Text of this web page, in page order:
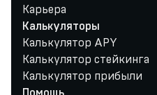
Карьера
Калькуляторы
Калькулятор APY
Калькулятор стейкинга
Калькулятор прибыли